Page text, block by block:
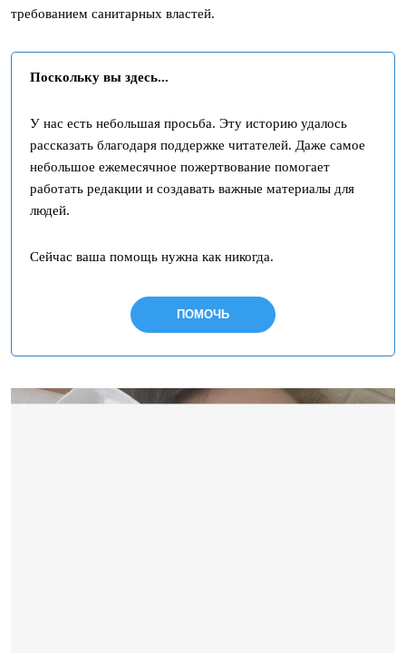
требованием санитарных властей.
Поскольку вы здесь...
У нас есть небольшая просьба. Эту историю удалось
рассказать благодаря поддержке читателей. Даже самое
небольшое ежемесячное пожертвование помогает
работать редакции и создавать важные материалы для
людей.
Сейчас ваша помощь нужна как никогда.
ПОМОЧЬ